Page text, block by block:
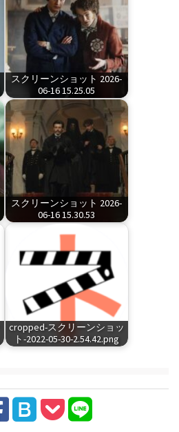
スクリーンショット 2026-
06-16 15.25.05
スクリーンショット 2026-
06-16 15.30.53
cropped-スクリーンショッ
ト-2022-05-30-2.54.42.png